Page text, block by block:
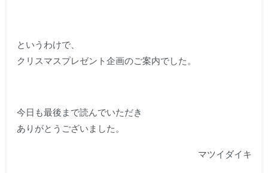
というわけで、
クリスマスプレゼント企画のご案内でした。
今日も最後まで読んでいただき
ありがとうございました。
マツイダイキ